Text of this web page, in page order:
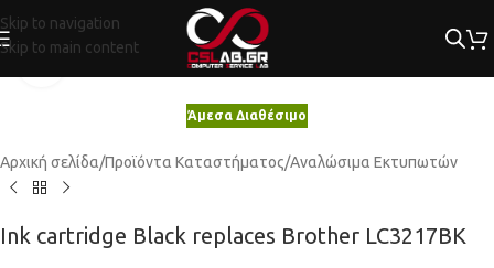
Skip to navigation
Skip to main content
Κλικ για μεγέθυνση
Άμεσα Διαθέσιμο
Αρχική σελίδα/Προϊόντα Καταστήματος/Αναλώσιμα Εκτυπωτών
Ink cartridge Black replaces Brother LC3217BK